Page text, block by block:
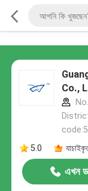
Co.,
5.0
এখন